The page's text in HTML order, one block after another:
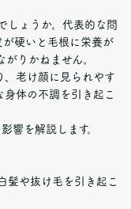
しょうか。代表的な問
が硬いと毛根に栄養が
りかねません。
、老け顔に見られやす
体の不調を引き起こ
響を解説します。
髪や抜け毛を引き起こ